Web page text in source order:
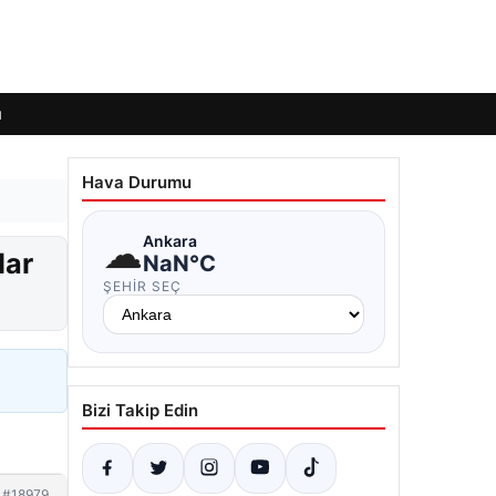
Hava Durumu
☁Ankara
NaN°C
ŞEHIR SEÇ
Bizi Takip Edin